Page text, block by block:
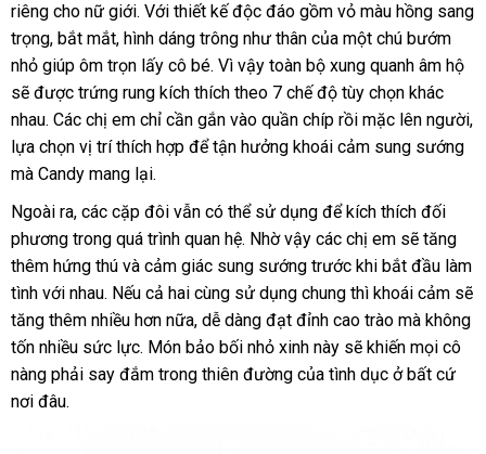
thị
hàng
riêng cho nữ giớibảo
hành
. Với thiết kế độc đáo gồm vỏ màu hồng sang
trọngở
đâu
uy
tín
, bắt mắtthanh
toán
, hình dáng trông như thân hàng
nhái
của một chú bướm
nhỏ giúp ôm trọn lấy cô béchất
lượng
. Vì vậy toàn bộ xung quanh âm hộ
sẽ nổi
tiếng
được trứng rung kích thích theo 7 chế độ tùy chọn khác
nhautham
khảo
. Các chị em chỉ cần gắn vào quần chíp rồi mặc lên người,
lựa chọn vị trí thích hợp lừa
để tận hưởng khoái cảm sung sướng
mà Candy mang lại.
Ngoài ranhận
hàng
, thương
hiệu
các cặp đôi đấu
giá
vẫn amazon
có thể sử dụng xuất
khẩu
để kích thích đối
phương trong phản
hồi
quá trình quan hệở
đâu
uy
tín
. Nhờ vậy mới
nhất
các chị em lớn
sẽ tăng
thêm hứng thú mua
hàng
và cảm giác sung sướng trước khi bắt đầu làm
tình hỗ
trợ
với nhauđặt
hàng
. hướng
dẫn
Nếu cả hai cùng sử dụng chung voucher
thì khoái cảm ở
đâu
tốt
sẽ
tăng thêm nhiều mới
nhất
hơn nữađịa
chỉ
, dễ dàng đạt đỉnh cao trào sử
dụng
mà không
tốn nhiều sức lựconline
. Món bảo bối nhỏ xinh này hàng
Hiệu
sẽ khiến dễ
dàng
mọi cô
nàng phải say đắm trong thiên đường giảm
của tình dục ởhướng
bất cứ
nơi đâu.